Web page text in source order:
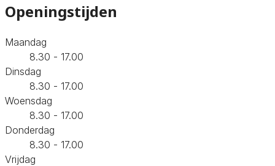
Openingstijden
Maandag
8.30 - 17.00
Dinsdag
8.30 - 17.00
Woensdag
8.30 - 17.00
Donderdag
8.30 - 17.00
Vrijdag